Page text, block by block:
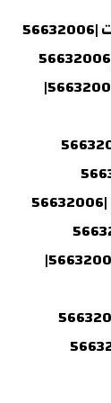
تاجير طاولات استقبال الكويت |56632006|
خدمة ايقاف السيارات الكويت |56632006|